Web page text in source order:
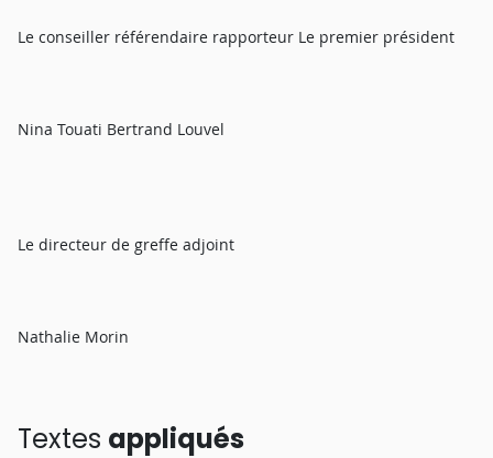
Le conseiller référendaire rapporteur Le premier président
Nina Touati Bertrand Louvel
Le directeur de greffe adjoint
Nathalie Morin
Textes appliqués